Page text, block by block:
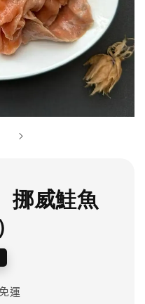
挪威鮭魚
運